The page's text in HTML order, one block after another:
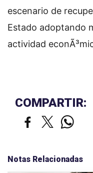
escenario de
Estado adoptando
actividad
COMPARTIR:
Notas Relacionadas